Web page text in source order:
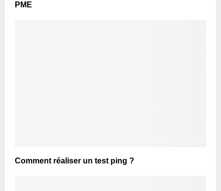
PME
Comment réaliser un test ping ?